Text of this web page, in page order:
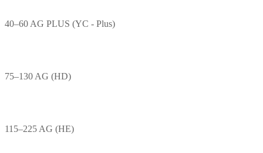
40–60 AG PLUS (YC - Plus)
75–130 AG (HD)
115–225 AG (HE)